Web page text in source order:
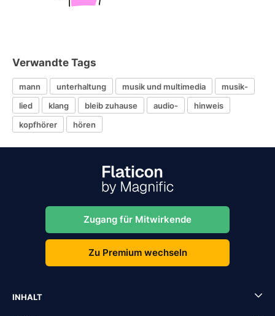
Verwandte Tags
mann unterhaltung musik und multimedia
musik-
lied
klang bleib zuhause audio-
hinweis
kopfhörer
hören
Zugang für Mitwirkende
Zu Premium wechseln
INHALT